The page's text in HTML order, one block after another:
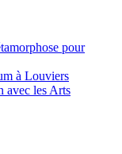
pour
à Louviers
avec les Arts